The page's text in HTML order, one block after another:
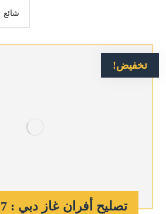
تخفيض!
تصليح أفران غاز دبي : 0502281417